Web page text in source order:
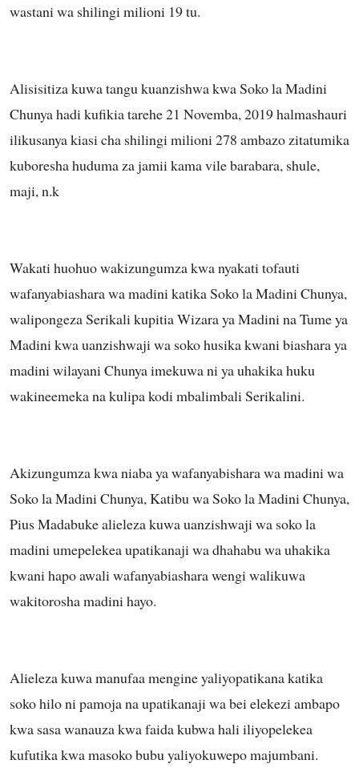
wastani wa shilingi milioni 19 tu.
Alisisitiza kuwa tangu kuanzishwa kwa Soko la Madini
Chunya hadi kufikia tarehe 21 Novemba, 2019 halmashauri
ilikusanya kiasi cha shilingi milioni 278 ambazo zitatumika
kuboresha huduma za jamii kama vile barabara, shule,
maji, n.k
Wakati huohuo wakizungumza kwa nyakati tofauti
wafanyabiashara wa madini katika Soko la Madini Chunya,
walipongeza Serikali kupitia Wizara ya Madini na Tume ya
Madini kwa uanzishwaji wa soko husika kwani biashara ya
madini wilayani Chunya imekuwa ni ya uhakika huku
wakineemeka na kulipa kodi mbalimbali Serikalini.
Akizungumza kwa niaba ya wafanyabishara wa madini wa
Soko la Madini Chunya, Katibu wa Soko la Madini Chunya,
Pius Madabuke alieleza kuwa uanzishwaji wa soko la
madini umepelekea upatikanaji wa dhahabu wa uhakika
kwani hapo awali wafanyabiashara wengi walikuwa
wakitorosha madini hayo.
Alieleza kuwa manufaa mengine yaliyopatikana katika
soko hilo ni pamoja na upatikanaji wa bei elekezi ambapo
kwa sasa wanauza kwa faida kubwa hali iliyopelekea
kufutika kwa masoko bubu yaliyokuwepo majumbani.